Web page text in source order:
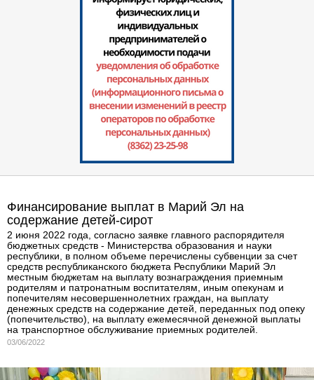
Финансирование выплат в Марий Эл на
содержание детей-сирот
2 июня 2022 года, согласно заявке главного распорядителя
бюджетных средств - Министерства образования и науки
республики, в полном объеме перечислены cубвенции за счет
средств республиканского бюджета Республики Марий Эл
местным бюджетам на выплату вознаграждения приемным
родителям и патронатным воспитателям, иным опекунам и
попечителям несовершеннолетних граждан, на выплату
денежных средств на содержание детей, переданных под опеку
(попечительство), на выплату ежемесячной денежной выплаты
на транспортное обслуживание приемных родителей.
03/06/2022